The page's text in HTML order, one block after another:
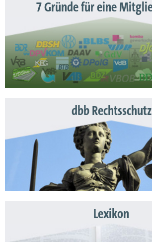
7 Gründe für eine
dbb Rechtsschutz
Lexikon